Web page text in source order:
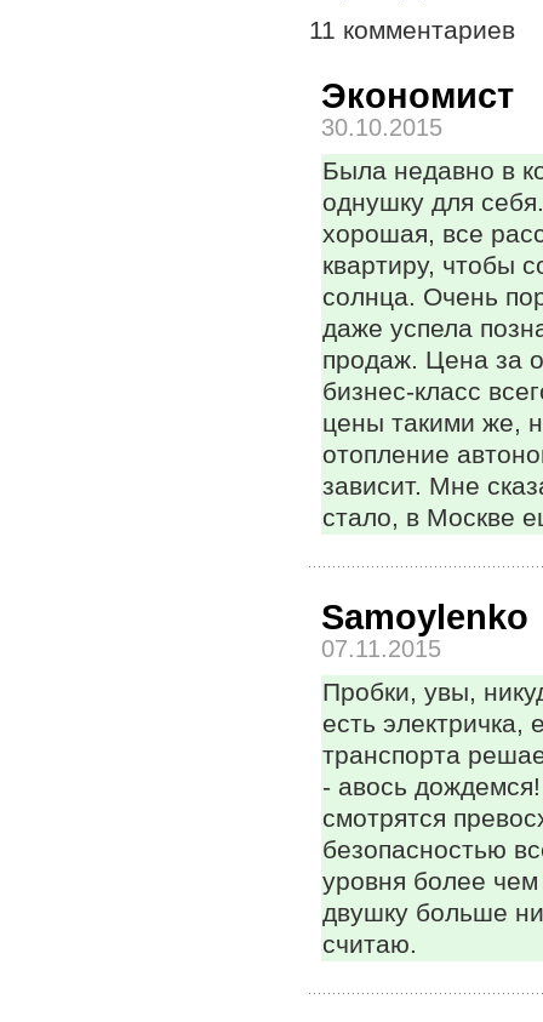
11 комментариев
Экономист
30.10.2015
Была недавно в
однушку для
хорошая, все
квартиру, чтобы
солнца. Очень
даже успела
продаж. Цена за
бизнес-класс
цены такими же,
отопление
зависит. Мне
стало, в Москве
Samoylenko
07.11.2015
Пробки, увы,
есть электричка,
транспорта
- авось
смотрятся
безопасностью
уровня более
двушку больше
считаю.